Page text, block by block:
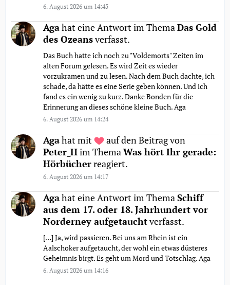
6. August 2026 um 14:45
Agahat eine Antwort im Thema Das Gold
des Ozeansverfasst.
Das Buch hatte ich noch zu "Voldemorts" Zeiten im
alten Forum gelesen. Es wird Zeit es wieder
vorzukramen und zu lesen. Nach dem Buch dachte, ich
schade, da hätte es eine Serie geben können. Und ich
fand es ein wenig zu kurz. Danke Bonden für die
Erinnerung an dieses schöne kleine Buch. Aga
6. August 2026 um 14:24
Agahat mit
auf den Beitrag von
Peter_Him ThemaWas hört Ihr gerade:
Hörbücherreagiert.
6. August 2026 um 14:17
Agahat eine Antwort im ThemaSchiff
aus dem 17. oder 18. Jahrhundert vor
Norderney aufgetauchtverfasst.
[…] Ja, wird passieren. Bei uns am Rhein ist ein
Aalschoker aufgetaucht, der wohl ein etwas düsteres
Geheimnis birgt. Es geht um Mord und Totschlag. Aga
6. August 2026 um 14:16